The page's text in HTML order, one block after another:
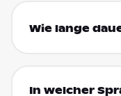
Wie lange
In welcher